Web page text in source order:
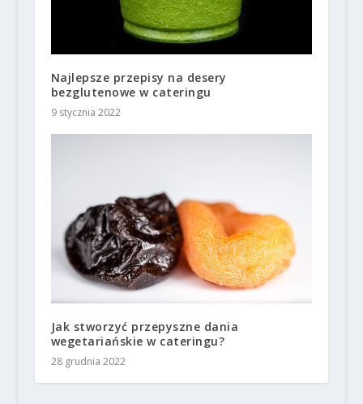
Najlepsze przepisy na desery
bezglutenowe w cateringu
9 stycznia 2022
Jak stworzyć przepyszne dania
wegetariańskie w cateringu?
28 grudnia 2022